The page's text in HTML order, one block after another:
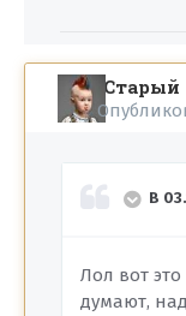
Старый
В
Лол вот
думают,